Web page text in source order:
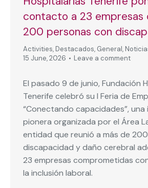
contacto a 23 empresas
200 personas con
Activities, Destacados, General,
15 June, 2026
Leave a comment
El pasado 9 de junio, Fundación
Tenerife celebró su I Feria de
“Conectando capacidades”, una
pionera organizada por el Área
entidad que reunió a más de
discapacidad y daño cerebral
23 empresas comprometidas
la inclusión laboral.